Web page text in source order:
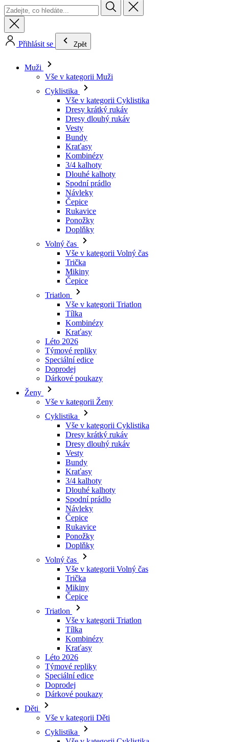
Přihlásit se Zpět
Muži
Vše v kategorii Muži
Cyklistika
Vše v kategorii Cyklistika
Dresy krátký rukáv
Dresy dlouhý rukáv
Vesty
Bundy
Kraťasy
Kombinézy
3/4 kalhoty
Dlouhé kalhoty
Spodní prádlo
Návleky
Čepice
Rukavice
Ponožky
Doplňky
Volný čas
Vše v kategorii Volný čas
Trička
Mikiny
Čepice
Triatlon
Vše v kategorii Triatlon
Tílka
Kombinézy
Kraťasy
Léto 2026
Týmové repliky
Speciální edice
Doprodej
Dárkové poukazy
Ženy
Vše v kategorii Ženy
Cyklistika
Vše v kategorii Cyklistika
Dresy krátký rukáv
Dresy dlouhý rukáv
Vesty
Bundy
Kraťasy
3/4 kalhoty
Dlouhé kalhoty
Spodní prádlo
Návleky
Čepice
Rukavice
Ponožky
Doplňky
Volný čas
Vše v kategorii Volný čas
Trička
Mikiny
Čepice
Triatlon
Vše v kategorii Triatlon
Tílka
Kombinézy
Kraťasy
Léto 2026
Týmové repliky
Speciální edice
Doprodej
Dárkové poukazy
Děti
Vše v kategorii Děti
Cyklistika